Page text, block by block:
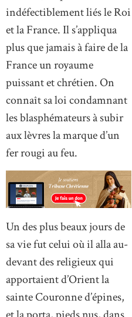
indéfectiblement liés le Roi
et la France. Il s’appliqua
plus que jamais à faire de la
France un royaume
puissant et chrétien. On
connaît sa loi condamnant
les blasphémateurs à subir
aux lèvres la marque d’un
fer rougi au feu.
Un des plus beaux jours de
sa vie fut celui où il alla au-
devant des religieux qui
apportaient d’Orient la
sainte Couronne d’épines,